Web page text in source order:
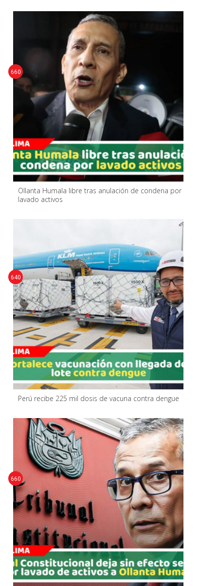
Ollanta Humala libre tras anulación de condena por
lavado activos
660
Perú recibe 225 mil dosis de vacuna contra dengue
640
660